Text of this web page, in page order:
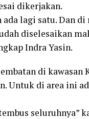
dikerjakan.
lagi satu. Dan
diselesaikan
Indra Yasin.
di kawasan
di area ini
seluruhnya”